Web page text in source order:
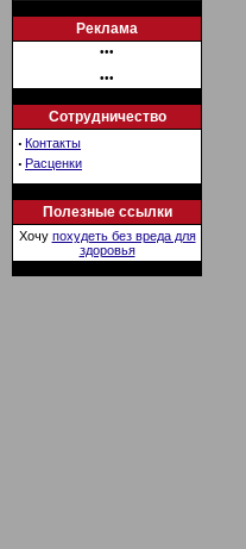
Реклама
•••
•••
Сотрудничество
· Контакты
· Расценки
Полезные ссылки
Хочу похудеть без вреда для
здоровья